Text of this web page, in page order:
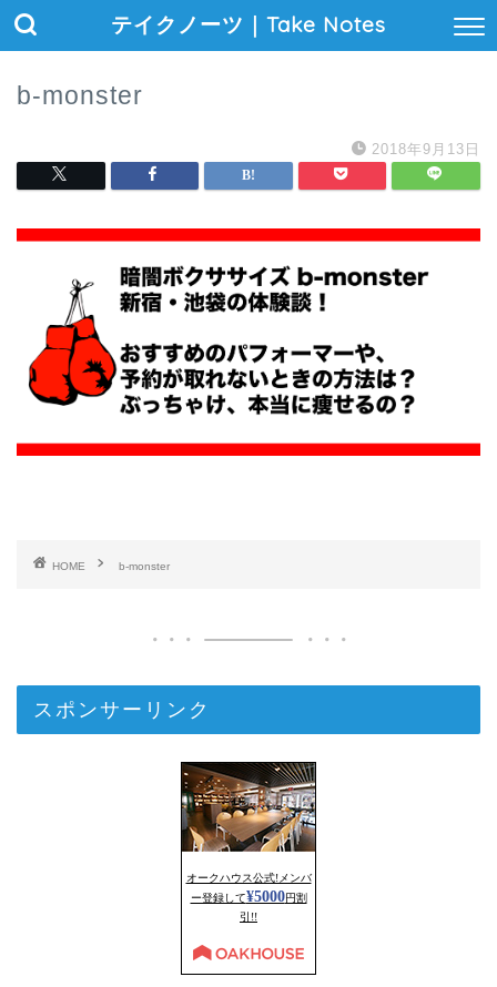
テイクノーツ｜Take Notes
b-monster
2018年9月13日
HOME b-monster
スポンサーリンク